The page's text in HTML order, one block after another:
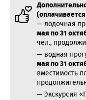
— лодочная
мая по 31
чел.,
— водная
мая по 31
вместимость
— Экскурсия